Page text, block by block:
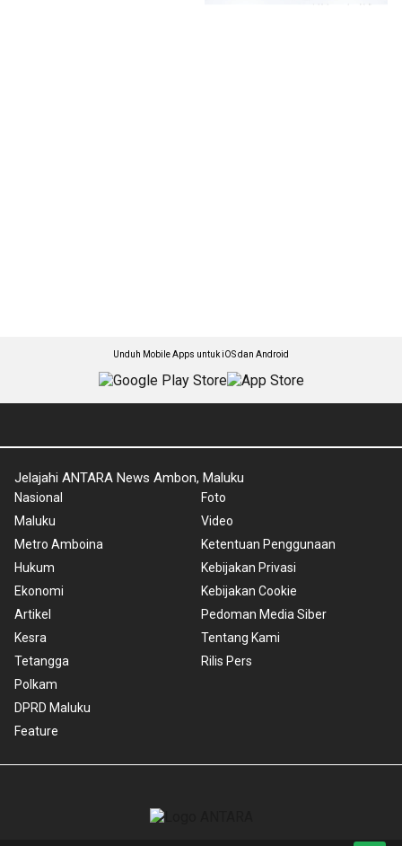
Unduh Mobile Apps untuk iOS dan Android
Jelajahi ANTARA News Ambon, Maluku
Nasional
Maluku
Metro Amboina
Hukum
Ekonomi
Artikel
Kesra
Tetangga
Polkam
DPRD Maluku
Feature
Foto
Video
Ketentuan Penggunaan
Kebijakan Privasi
Kebijakan Cookie
Pedoman Media Siber
Tentang Kami
Rilis Pers